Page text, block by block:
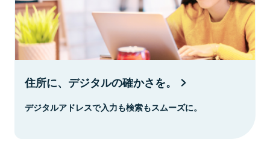
住所に、デジタルの確かさを。
デジタルアドレスで入力も検索もスムーズに。